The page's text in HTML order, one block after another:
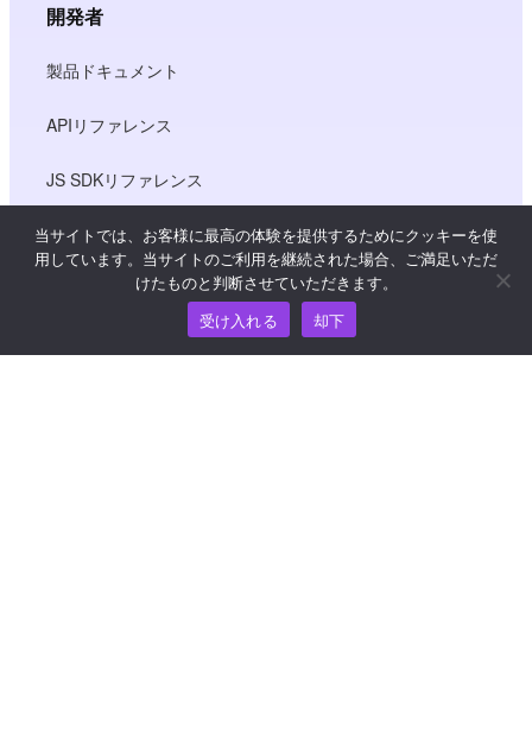
開発者
製品ドキュメント
APIリファレンス
JS SDKリファレンス
リソース
当サイトでは、お客様に最高の体験を提供するためにクッキーを使
用しています。当サイトのご利用を継続された場合、ご満足いただ
けたものと判断させていただきます。
受け入れる
却下